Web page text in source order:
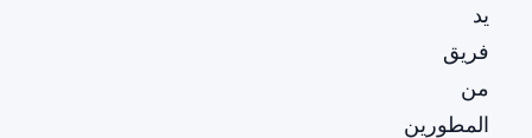
يد
فريق
من
المطورين